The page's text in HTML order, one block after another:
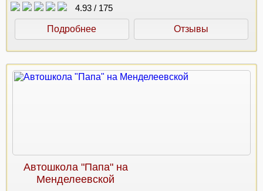
4.93 / 175
Подробнее Отзывы
Автошкола "Папа" на
Менделеевской